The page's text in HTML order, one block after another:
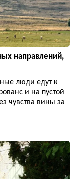
направлений,
люди едут к
и на пустой
чувства вины за